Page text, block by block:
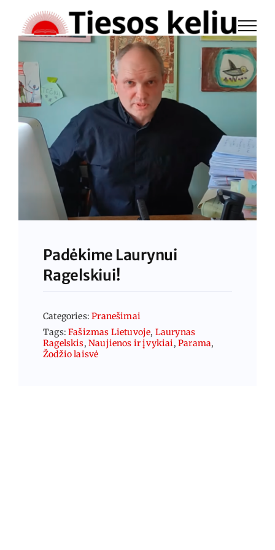
Padėkime Laurynui
Ragelskiui!
Categories:Pranešimai
Tags:Fašizmas Lietuvoje, Laurynas
Ragelskis, Naujienos ir įvykiai, Parama,
Žodžio laisvė